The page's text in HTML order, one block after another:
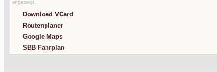
angezeigt.
Download VCard
Routenplaner
Google Maps
SBB Fahrplan